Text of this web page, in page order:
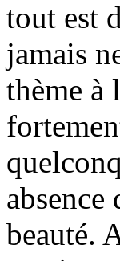
tout est
jamais
thème à
beauté.